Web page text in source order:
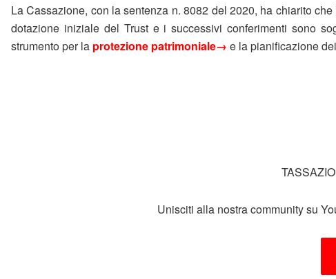
La Cassazione, con la sentenza n. 8082 del 2020, ha chiarito
dotazione iniziale del Trust e i successivi conferimenti sono
strumento per la protezione patrimoniale→ e la pianificazione
Unisciti alla nostra community su